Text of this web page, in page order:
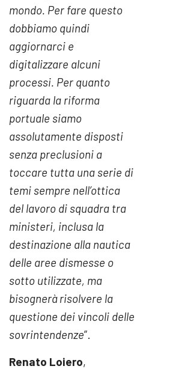
mondo. Per fare questo
dobbiamo quindi
aggiornarci e
digitalizzare alcuni
processi. Per quanto
riguarda la riforma
portuale siamo
assolutamente disposti
senza preclusioni a
toccare tutta una serie di
temi sempre nell’ottica
del lavoro di squadra tra
ministeri, inclusa la
destinazione alla nautica
delle aree dismesse o
sotto utilizzate, ma
bisognerà risolvere la
questione dei vincoli delle
sovrintendenze”.
Renato Loiero,